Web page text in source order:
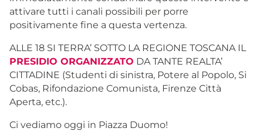
attivare tutti i canali possibili per porre
positivamente fine a questa vertenza.
ALLE 18 SI TERRA’ SOTTO LA REGIONE TOSCANA IL
PRESIDIO ORGANIZZATO DA TANTE REALTA’
CITTADINE (Studenti di sinistra, Potere al Popolo, Si
Cobas, Rifondazione Comunista, Firenze Città
Aperta, etc.).
Ci vediamo oggi in Piazza Duomo!